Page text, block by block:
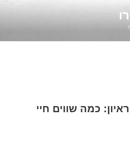
כמה שווים חיי